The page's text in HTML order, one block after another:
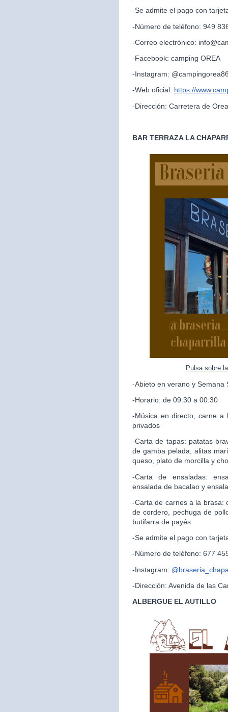
-Se admite el pago con
-Número de teléfono: 949
-Correo electrónico:
-Facebook: camping OREA
-Instagram:
-Web oficial: https://
-Dirección: Carretera de
BAR TERRAZA LA
Pulsa sobre
-Abieto en verano y Semana
-Horario: de 09:30 a 00:30
-Música en directo, carne a
privados
-Carta de tapas: patatas
de gamba pelada, alitas
queso, plato de morcilla y
-Carta de ensaladas:
ensalada de bacalao y
-Carta de carnes a la brasa:
de cordero, pechuga de
butifarra de payés
-Se admite el pago con
-Número de teléfono: 677
-Instagram:
-Dirección: Avenida de las
ALBERGUE EL AUTILLO